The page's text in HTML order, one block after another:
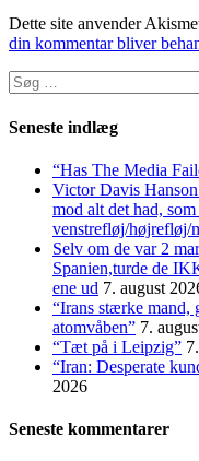
Dette site anvender
din kommentar bliver
Søg
efter:
Seneste indlæg
“Has The Media
Victor Davis
mod alt det had,
venstrefløj/højrefløj/
Selv om de var 2
Spanien,turde de
ene ud 7. august
“Irans stærke mand,
atomvåben” 7.
“Tæt på i Leipzig”
“Iran: Desperate
2026
Seneste kommentarer